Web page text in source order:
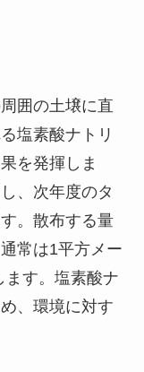
囲の土壌に直
塩素酸ナトリ
を発揮しま
、次年度のタ
。散布する量
常は1平方メー
ます。塩素酸ナ
、環境に対す